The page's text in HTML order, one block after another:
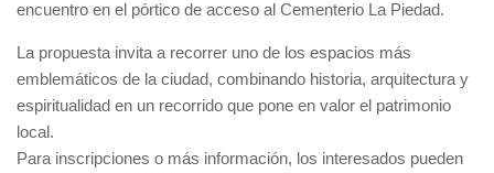
encuentro en el pórtico de acceso al Cementerio La Piedad.
La propuesta invita a recorrer uno de los espacios más
emblemáticos de la ciudad, combinando historia, arquitectura y
espiritualidad en un recorrido que pone en valor el patrimonio
local.
Para inscripciones o más información, los interesados pueden